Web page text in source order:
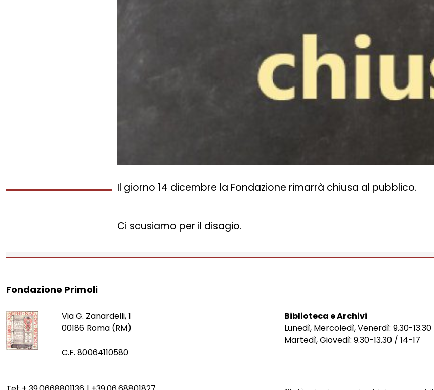
Il giorno 14 dicembre la Fondazione rimarrà chiusa al pubblico.
Ci scusiamo per il disagio.
Fondazione Primoli
Via G. Zanardelli, 1
00186 Roma (RM)
C.F. 80064110580
Biblioteca e Archivi
Lunedì, Mercoledì, Venerdì: 9.30-13.30
Martedì, Giovedì: 9.30-13.30 / 14-17